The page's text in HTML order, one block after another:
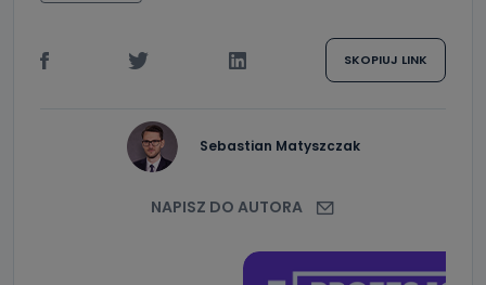
SKOPIUJ LINK
Sebastian Matyszczak
NAPISZ DO AUTORA